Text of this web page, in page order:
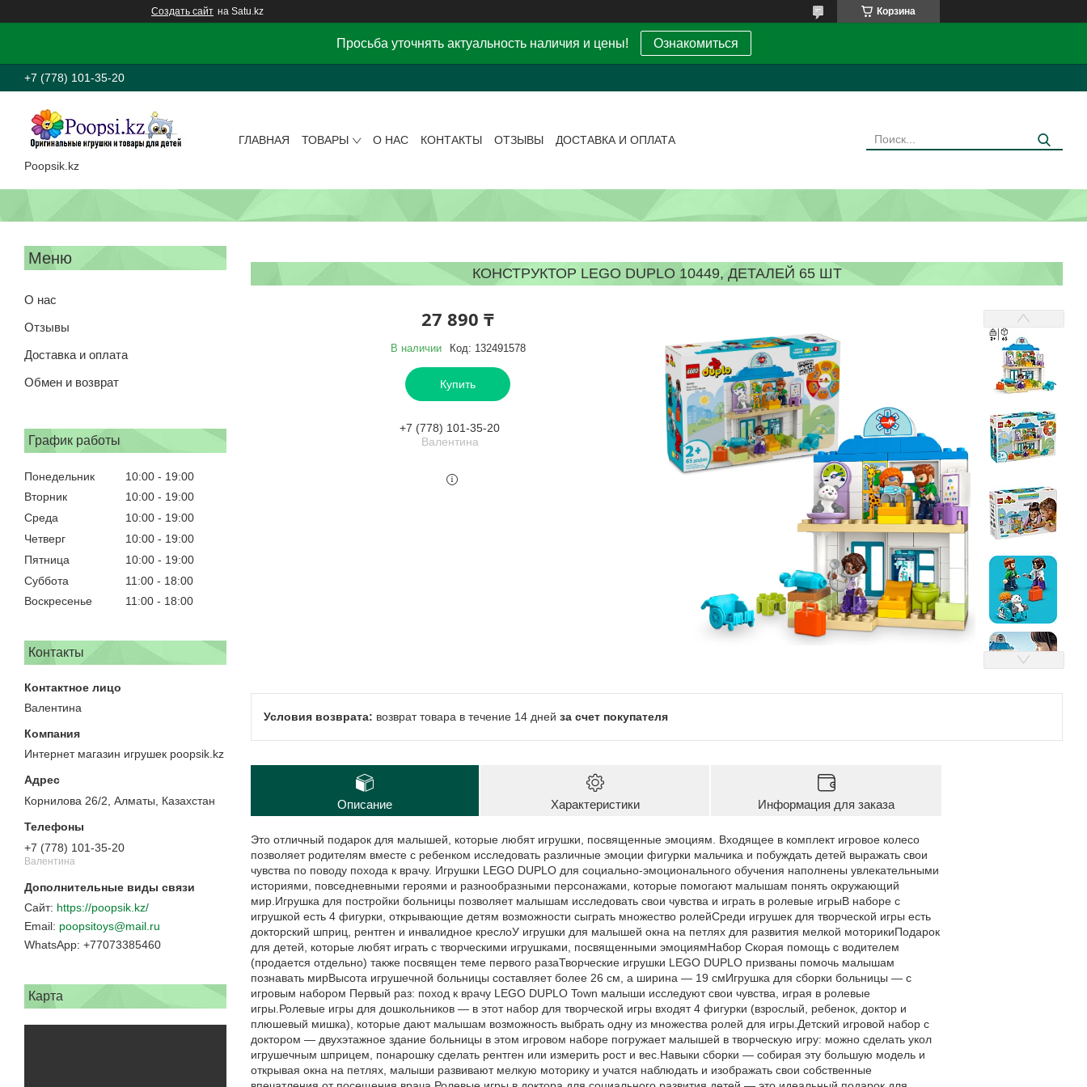
Создать сайт на Satu.kz Корзина
Просьба уточнять актуальность наличия и цены! Ознакомиться
+7 (778) 101-35-20
Poopsik.kz
ГЛАВНАЯ ТОВАРЫ О НАС КОНТАКТЫ ОТЗЫВЫ ДОСТАВКА И ОПЛАТА
О нас
Отзывы
Доставка и оплата
Обмен и возврат
График работы
Понедельник 10:00
19:00
Вторник
10:00
19:00
Среда
10:00
19:00
Четверг
10:00
19:00
Пятница
10:00
19:00
Суббота
11:00
18:00
Воскресенье
11:00 18:00
Контакты
Валентина
Интернет магазин игрушек poopsik.kz
Корнилова 26/2, Алматы, Казахстан
+7 (778) 101-35-20
Валентина
https://poopsik.kz/
poopsitoys@mail.ru
+77073385460
Карта
КОНСТРУКТОР LEGO DUPLO 10449, ДЕТАЛЕЙ 65 ШТ
27 890 ₸
В наличии Код: 132491578
Купить
+7 (778) 101-35-20
Валентина
возврат товара в течение 14 дней за счет покупателя
Описание Характеристики Информация для заказа
Это отличный подарок для малышей, которые любят игрушки, посвященные эмоциям. Входящее в комплект игровое колесо
позволяет родителям вместе с ребенком исследовать различные эмоции фигурки мальчика и побуждать детей выражать свои
чувства по поводу похода к врачу. Игрушки LEGO DUPLO для социально-эмоционального обучения наполнены увлекательными
историями, повседневными героями и разнообразными персонажами, которые помогают малышам понять окружающий
мир.Игрушка для постройки больницы позволяет малышам исследовать свои чувства и играть в ролевые игрыВ наборе с
игрушкой есть 4 фигурки, открывающие детям возможности сыграть множество ролейСреди игрушек для творческой игры есть
докторский шприц, рентген и инвалидное креслоУ игрушки для малышей окна на петлях для развития мелкой моторикиПодарок
для детей, которые любят играть с творческими игрушками, посвященными эмоциямНабор Скорая помощь с водителем
(продается отдельно) также посвящен теме первого разаТворческие игрушки LEGO DUPLO призваны помочь малышам
познавать мирВысота игрушечной больницы составляет более 26 см, а ширина — 19 смИгрушка для сборки больницы — с
игровым набором Первый раз: поход к врачу LEGO DUPLO Town малыши исследуют свои чувства, играя в ролевые
игры.Ролевые игры для дошкольников — в этот набор для творческой игры входят 4 фигурки (взрослый, ребенок, доктор и
плюшевый мишка), которые дают малышам возможность выбрать одну из множества ролей для игры.Детский игровой набор с
доктором — двухэтажное здание больницы в этом игровом наборе погружает малышей в творческую игру: можно сделать укол
игрушечным шприцем, понарошку сделать рентген или измерить рост и вес.Навыки сборки — собирая эту большую модель и
открывая окна на петлях, малыши развивают мелкую моторику и учатся наблюдать и изображать свои собственные